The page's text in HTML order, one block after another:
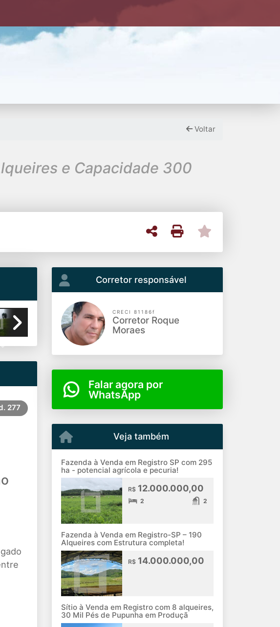
Voltar
e Capacidade 300
277
Corretor responsável
CRECI 81186f
Corretor Roque
Moraes
Falar agora por
WhatsApp
Veja também
Fazenda à Venda em Registro SP com 295
ha - potencial agrícola e pecuria!
R$12.000.000,00
2 2
Fazenda à Venda em Registro-SP – 190
Alqueires com Estrutura completa!
R$14.000.000,00
Sítio à Venda em Registro com 8 alqueires,
30 Mil Pés de Pupunha em Produçã